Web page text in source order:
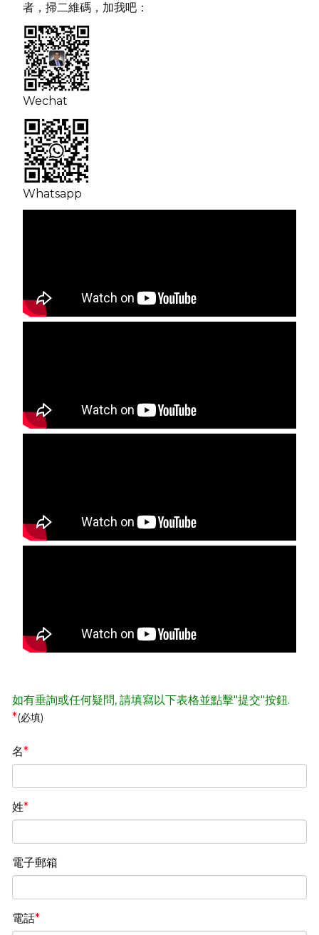
者，掃二維碼，加我吧：
Wechat
Whatsapp
如有垂詢或任何疑問, 請填寫以下表格並點擊"提交"按鈕.
*(必填)
名
姓
電子郵箱
電話